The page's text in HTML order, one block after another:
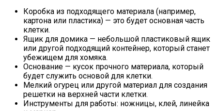
Коробка из подходящего материала (например,
картона или пластика) — это будет основная часть
клетки.
Ящик для домика — небольшой пластиковый ящик
или другой подходящий контейнер, который станет
убежищем для хомяка.
Основание — кусок прочного материала, который
будет служить основой для клетки.
Мелкий огурец или другой материал для создания
решетки на верхней части клетки.
Инструменты для работы: ножницы, клей, линейка